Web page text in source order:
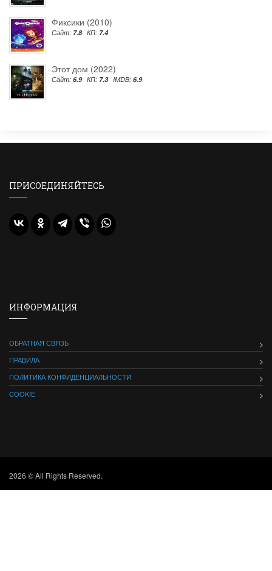
Фиксики (2010)
Сайт: 7.8 КП: 7.4
Этот дом (2022)
Сайт: 6.9 КП: 7.3 IMDB: 6.9
ПРИСОЕДИНЯЙТЕСЬ
ИНФОРМАЦИЯ
ОБРАТНАЯ СВЯЗЬ
ПРАВИЛА
ПОЛИТИКА КОНФИДЕНЦИАЛЬНОСТИ
COOKIE
2026 © All Rights Reserved.